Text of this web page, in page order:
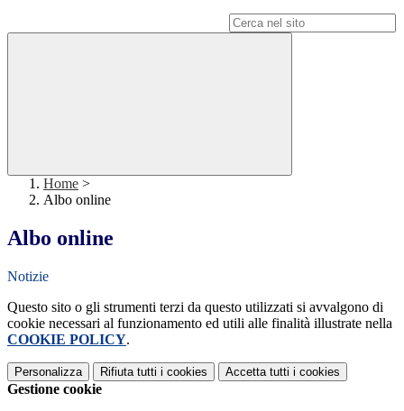
Home >
Albo online
Albo online
Notizie
Questo sito o gli strumenti terzi da questo utilizzati si avvalgono di
cookie necessari al funzionamento ed utili alle finalità illustrate nella
COOKIE POLICY.
Personalizza Rifiuta tutti i cookies Accetta tutti i cookies
Gestione cookie